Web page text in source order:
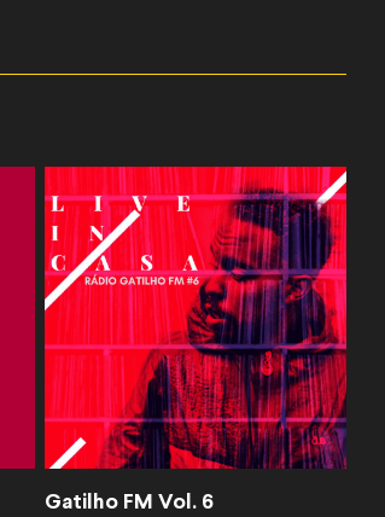
Gatilho FM Vol. 6